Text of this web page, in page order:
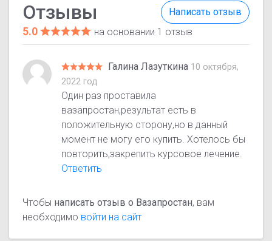
Написать отзыв
Отзывы
5.0 на основании 1 отзыв
Галина Лазуткина 10 октября,
2022 год
Один раз проставила
вазапростан,результат есть в
положительную сторону,но в данный
момент не могу его купить. Хотелось бы
повторить,закрепить курсовое лечение.
Ответить
Чтобы написать отзыв о Вазапростан, вам
необходимо войти на сайт